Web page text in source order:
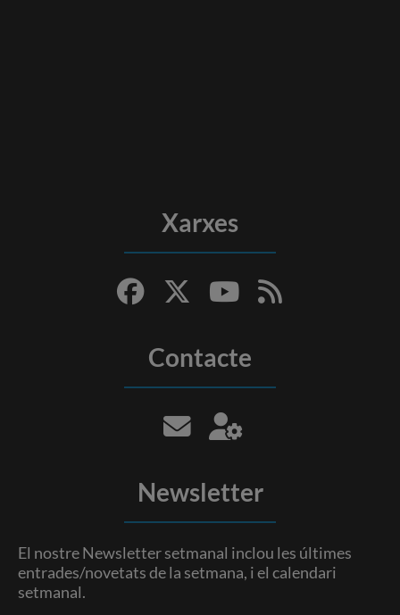
Xarxes
Contacte
Newsletter
El nostre Newsletter setmanal inclou les últimes
entrades/novetats de la setmana, i el calendari
setmanal.